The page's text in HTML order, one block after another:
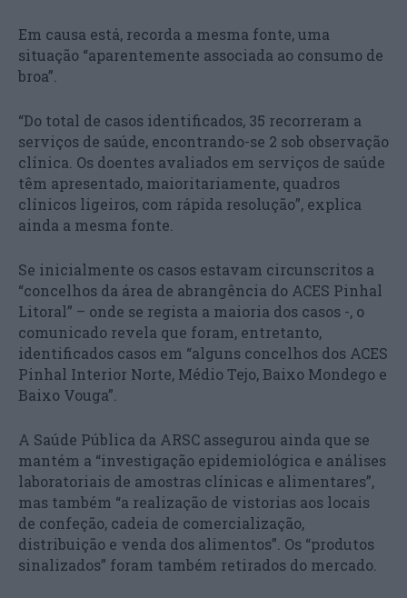
Em causa está, recorda a mesma fonte, uma
situação “aparentemente associada ao consumo de
broa”.
“Do total de casos identificados, 35 recorreram a
serviços de saúde, encontrando-se 2 sob observação
clínica. Os doentes avaliados em serviços de saúde
têm apresentado, maioritariamente, quadros
clínicos ligeiros, com rápida resolução”, explica
ainda a mesma fonte.
Se inicialmente os casos estavam circunscritos a
“concelhos da área de abrangência do ACES Pinhal
Litoral” – onde se regista a maioria dos casos -, o
comunicado revela que foram, entretanto,
identificados casos em “alguns concelhos dos ACES
Pinhal Interior Norte, Médio Tejo, Baixo Mondego e
Baixo Vouga”.
A Saúde Pública da ARSC assegurou ainda que se
mantém a “investigação epidemiológica e análises
laboratoriais de amostras clínicas e alimentares”,
mas também “a realização de vistorias aos locais
de confeção, cadeia de comercialização,
distribuição e venda dos alimentos”. Os “produtos
sinalizados” foram também retirados do mercado.